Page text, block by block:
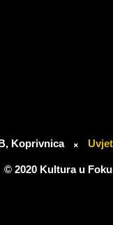
Koprivnica
© 2020 Kultura u